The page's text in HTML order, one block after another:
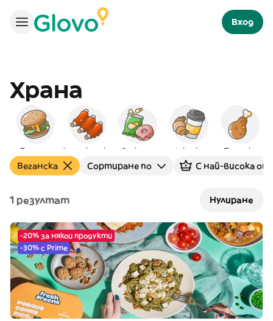
Вход
Храна
Бургери Американска Снаксове Закуска Пилешко
Веганска Сортиране по С най-висока
1 резултат Нулиране
-20% за някои продукти
-30% с Prime